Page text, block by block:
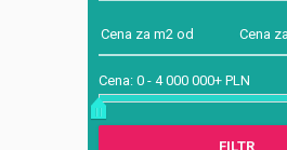
Cena: 0 - 4 000 000+ PLN